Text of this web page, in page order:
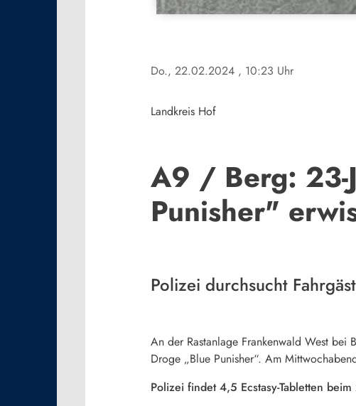
Do., 22.02.2024 , 10:23 Uhr
Landkreis Hof
A9 / Berg: 23-
Punisher"
Polizei durchsucht
An der Rastanlage Frankenwald West
Droge „Blue Punisher“. Am
Polizei findet 4,5 Ecstasy-Tabletten beim